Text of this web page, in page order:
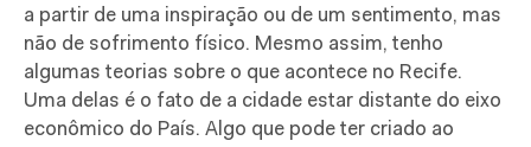
a partir de uma inspiração ou de um sentimento, mas
não de sofrimento físico. Mesmo assim, tenho
algumas teorias sobre o que acontece no Recife.
Uma delas é o fato de a cidade estar distante do eixo
econômico do País. Algo que pode ter criado ao